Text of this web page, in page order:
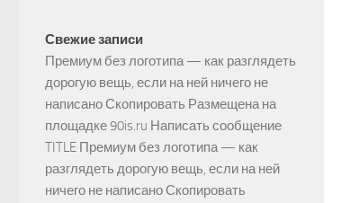
Свежие записи
Премиум без логотипа — как разглядеть
дорогую вещь, если на ней ничего не
написано Скопировать Размещена на
площадке 90is.ru Написать сообщение
TITLE Премиум без логотипа — как
разглядеть дорогую вещь, если на ней
ничего не написано Скопировать